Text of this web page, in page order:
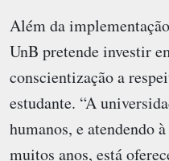
Além da
UnB pretende investir
conscientização a
estudante. “A
humanos, e atendendo
muitos anos, está